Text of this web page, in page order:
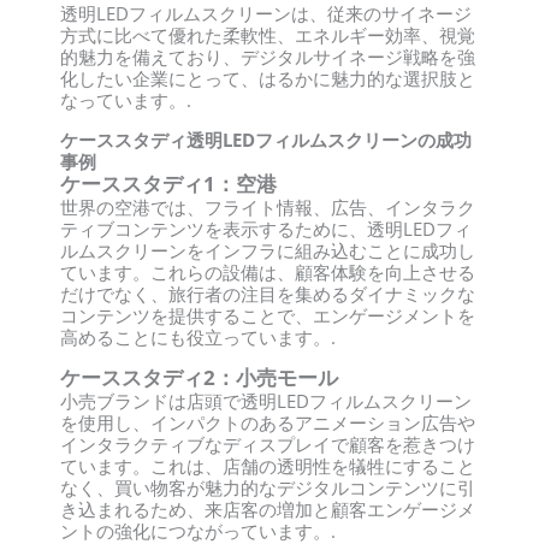
透明LEDフィルムスクリーンは、従来のサイネージ
方式に比べて優れた柔軟性、エネルギー効率、視覚
的魅力を備えており、デジタルサイネージ戦略を強
化したい企業にとって、はるかに魅力的な選択肢と
なっています。.
ケーススタディ透明LEDフィルムスクリーンの成功
事例
ケーススタディ1：空港
世界の空港では、フライト情報、広告、インタラク
ティブコンテンツを表示するために、透明LEDフィ
ルムスクリーンをインフラに組み込むことに成功し
ています。これらの設備は、顧客体験を向上させる
だけでなく、旅行者の注目を集めるダイナミックな
コンテンツを提供することで、エンゲージメントを
高めることにも役立っています。.
ケーススタディ2：小売モール
小売ブランドは店頭で透明LEDフィルムスクリーン
を使用し、インパクトのあるアニメーション広告や
インタラクティブなディスプレイで顧客を惹きつけ
ています。これは、店舗の透明性を犠牲にすること
なく、買い物客が魅力的なデジタルコンテンツに引
き込まれるため、来店客の増加と顧客エンゲージメ
ントの強化につながっています。.